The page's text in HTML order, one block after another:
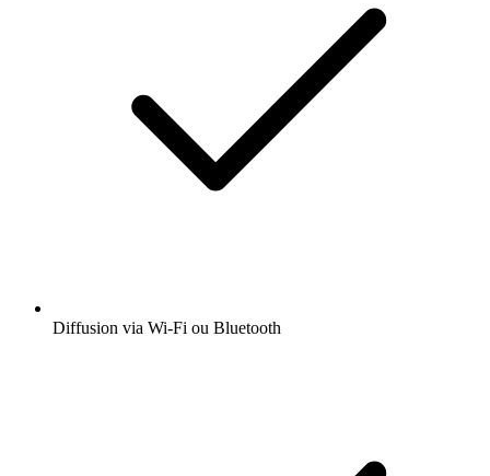
Diffusion via Wi-Fi ou Bluetooth